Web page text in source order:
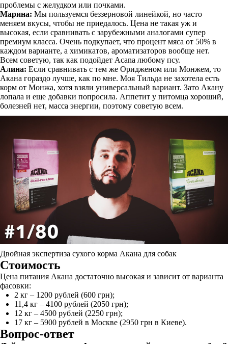
проблемы с желудком или почками.
Марина: Мы пользуемся беззерновой линейкой, но часто
меняем вкусы, чтобы не приедалось. Цена не такая уж и
высокая, если сравнивать с зарубежными аналогами супер
премиум класса. Очень подкупает, что процент мяса от 50% в
каждом варианте, а химикатов, ароматизаторов вообще нет.
Всем советую, так как подойдет Acana любому псу.
Алина: Если сравнивать с тем же Оридженом или Монжем, то
Акана гораздо лучше, как по мне. Моя Тильда не захотела есть
корм от Монжа, хотя взяли универсальный вариант. Зато Акану
лопала и еще добавки попросила. Аппетит у питомца хороший,
болезней нет, масса энергии, поэтому советую всем.
Двойная экспертиза сухого корма Акана для собак
Стоимость
Цена питания Акана достаточно высокая и зависит от варианта
фасовки:
2 кг – 1200 рублей (600 грн);
11,4 кг – 4100 рублей (2050 грн);
12 кг – 4500 рублей (2250 грн);
17 кг – 5900 рублей в Москве (2950 грн в Киеве).
Вопрос-ответ